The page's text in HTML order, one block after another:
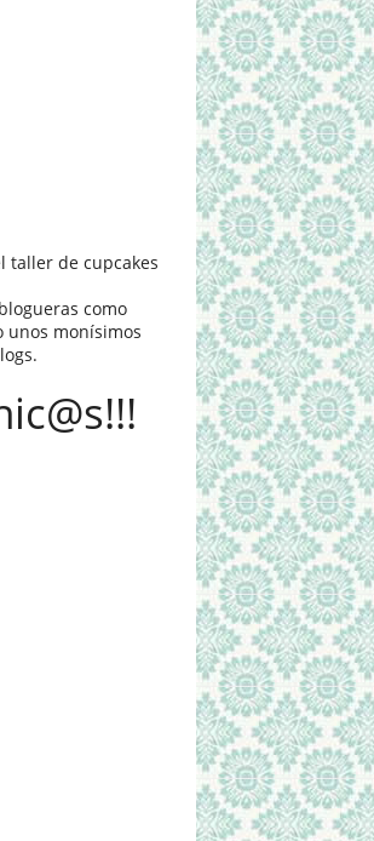
taller de cupcakes
como
unos monísimos